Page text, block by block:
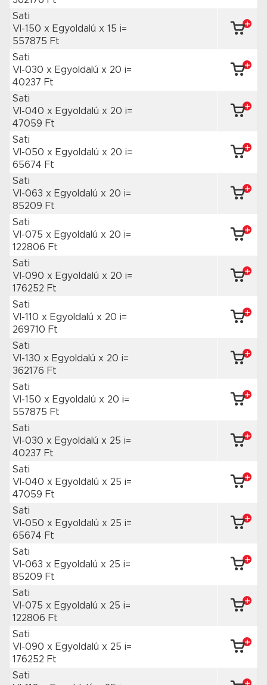
Sati
VI-150 x Egyoldalú x 15 i=
557875 Ft
Sati
VI-030 x Egyoldalú x 20 i=
40237 Ft
Sati
VI-040 x Egyoldalú x 20 i=
47059 Ft
Sati
VI-050 x Egyoldalú x 20 i=
65674 Ft
Sati
VI-063 x Egyoldalú x 20 i=
85209 Ft
Sati
VI-075 x Egyoldalú x 20 i=
122806 Ft
Sati
VI-090 x Egyoldalú x 20 i=
176252 Ft
Sati
VI-110 x Egyoldalú x 20 i=
269710 Ft
Sati
VI-130 x Egyoldalú x 20 i=
362176 Ft
Sati
VI-150 x Egyoldalú x 20 i=
557875 Ft
Sati
VI-030 x Egyoldalú x 25 i=
40237 Ft
Sati
VI-040 x Egyoldalú x 25 i=
47059 Ft
Sati
VI-050 x Egyoldalú x 25 i=
65674 Ft
Sati
VI-063 x Egyoldalú x 25 i=
85209 Ft
Sati
VI-075 x Egyoldalú x 25 i=
122806 Ft
Sati
VI-090 x Egyoldalú x 25 i=
176252 Ft
Sati